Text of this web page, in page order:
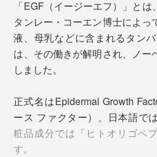
ば、肌細胞がふっくらと持ち
っているのを実感できると思い
「EGF（イージーエフ）」と
タンレー・コーエン博士によっ
液、母乳などに含まれるタン
は、その働きが解明され、ノー
しました。
正式名はEpidermal Growth
ース ファクター）、日本語で
粧品成分では「ヒトオリゴペ
す。